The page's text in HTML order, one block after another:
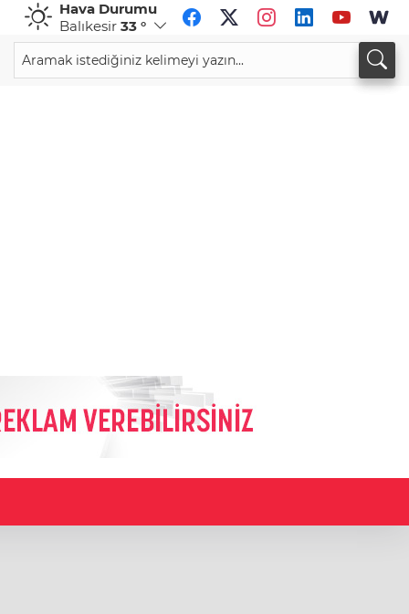
Hava Durumu
Balıkesir 33 °
CHF
58,5456%-0,64
33,9439